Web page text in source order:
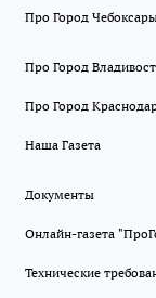
Про Город
Про Город
Про Город
Наша Газета
Документы
Онлайн-газета
Технические